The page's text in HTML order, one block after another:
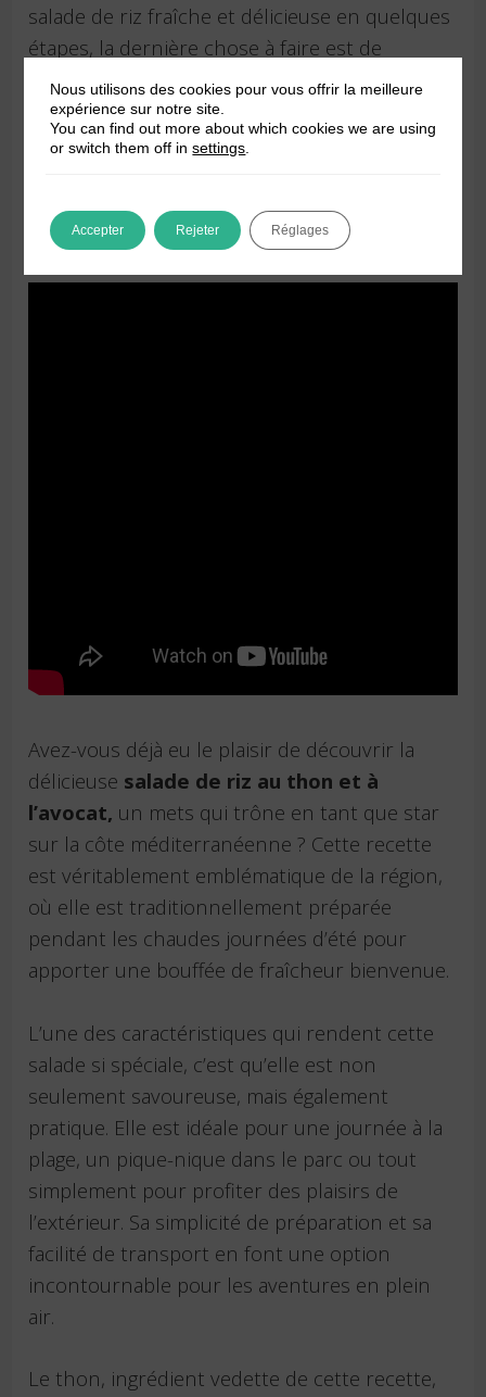
salade de riz fraîche et délicieuse en quelques
étapes, la dernière chose à faire est de
profiter de cette belle et délicieuse salade
fraîche!
Vidéo de la recette Salade de riz au thon
et à l’avocat
Avez-vous déjà eu le plaisir de découvrir la
délicieuse salade de riz au thon et à
l’avocat, un mets qui trône en tant que star
sur la côte méditerranéenne ? Cette recette
est véritablement emblématique de la région,
où elle est traditionnellement préparée
pendant les chaudes journées d’été pour
apporter une bouffée de fraîcheur bienvenue.
L’une des caractéristiques qui rendent cette
salade si spéciale, c’est qu’elle est non
seulement savoureuse, mais également
pratique. Elle est idéale pour une journée à la
plage, un pique-nique dans le parc ou tout
simplement pour profiter des plaisirs de
l’extérieur. Sa simplicité de préparation et sa
facilité de transport en font une option
incontournable pour les aventures en plein
air.
Le thon, ingrédient vedette de cette recette,
Nous utilisons des cookies pour vous offrir la meilleure
expérience sur notre site.
You can find out more about which cookies we are using
or switch them off insettings
Accepter Rejeter Réglages